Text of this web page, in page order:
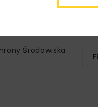
Dofinansowanie
Środowiska